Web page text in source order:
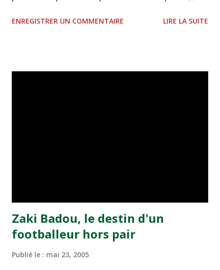
2, Badr Kachani a ouvert la marque à la 38e pour les
ENREGISTRER UN COMMENTAIRE LIRE LA SUITE
Zaki Badou, le destin d'un
footballeur hors pair
Publié le : mai 23, 2005